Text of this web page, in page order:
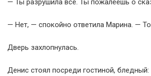
— Ты разрушила все. Ты пожалеешь о
— Нет, — спокойно ответила Марина. —
Дверь захлопнулась.
Денис стоял посреди гостиной, бледный: